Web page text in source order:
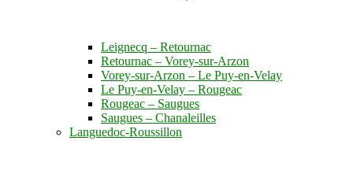
Leignecq – Retournac
Retournac – Vorey-sur-Arzon
Vorey-sur-Arzon – Le Puy-en-Velay
Le Puy-en-Velay – Rougeac
Rougeac – Saugues
Saugues – Chanaleilles
Languedoc-Roussillon